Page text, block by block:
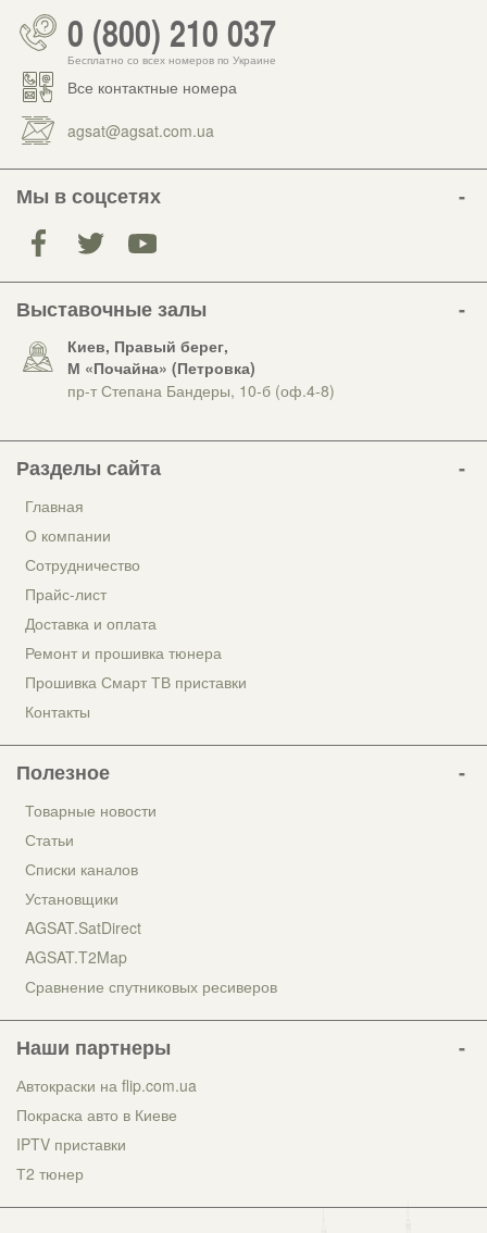
0 (800) 210 037
Бесплатно со всех номеров по Украине
Все контактные номера
agsat@agsat.com.ua
Мы в соцсетях
Выставочные залы
Киев, Правый берег,
М «Почайна» (Петровка)
пр-т Степана Бандеры, 10-б (оф.4-8)
Разделы сайта
Главная
О компании
Сотрудничество
Прайс-лист
Доставка и оплата
Ремонт и прошивка тюнера
Прошивка Смарт ТВ приставки
Контакты
Полезное
Товарные новости
Статьи
Списки каналов
Установщики
AGSAT.SatDirect
AGSAT.T2Map
Сравнение спутниковых ресиверов
Наши партнеры
Автокраски на flip.com.ua
Покраска авто в Киеве
IPTV приставки
Т2 тюнер